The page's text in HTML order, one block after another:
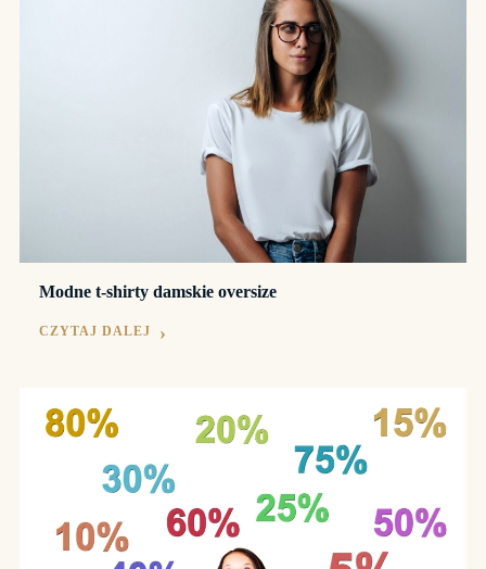
Modne t-shirty damskie oversize
CZYTAJ DALEJ